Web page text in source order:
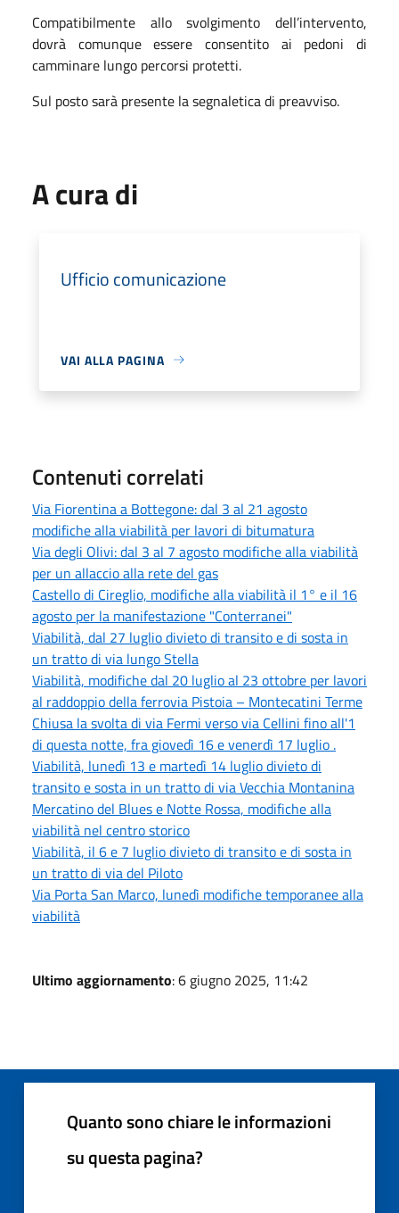
Compatibilmente allo svolgimento dell’intervento,
dovrà comunque essere consentito ai pedoni di
camminare lungo percorsi protetti.
Sul posto sarà presente la segnaletica di preavviso.
A cura di
Ufficio comunicazione
VAI ALLA PAGINA
Contenuti correlati
Via Fiorentina a Bottegone: dal 3 al 21 agosto
modifiche alla viabilità per lavori di bitumatura
Via degli Olivi: dal 3 al 7 agosto modifiche alla viabilità
per un allaccio alla rete del gas
Castello di Cireglio, modifiche alla viabilità il 1° e il 16
agosto per la manifestazione "Conterranei"
Viabilità, dal 27 luglio divieto di transito e di sosta in
un tratto di via lungo Stella
Viabilità, modifiche dal 20 luglio al 23 ottobre per lavori
al raddoppio della ferrovia Pistoia – Montecatini Terme
Chiusa la svolta di via Fermi verso via Cellini fino all'1
di questa notte, fra giovedì 16 e venerdì 17 luglio .
Viabilità, lunedì 13 e martedì 14 luglio divieto di
transito e sosta in un tratto di via Vecchia Montanina
Mercatino del Blues e Notte Rossa, modifiche alla
viabilità nel centro storico
Viabilità, il 6 e 7 luglio divieto di transito e di sosta in
un tratto di via del Piloto
Via Porta San Marco, lunedì modifiche temporanee alla
viabilità
Ultimo aggiornamento: 6 giugno 2025, 11:42
Quanto sono chiare le informazioni
su questa pagina?